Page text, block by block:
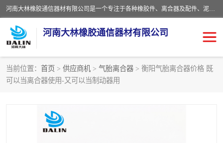
河南大林橡胶通信器材有限公司是一个专注于各种橡胶件、离合器及配件、泥浆泵及配件等产品设计制造和加工的企业。产品应用于矿山、冶金、石油、钢铁、化工、水泥、船舶、造纸、通用机械等各种大功率机械传动或制动装置。
河南大林橡胶通信器材有限公司
当前位置： 首页 > 供应商机 > 气胎离合器 > 衡阳气胎离合器价格 既
可以当离合器使用-又可以当制动器用
推盘离合器
VC离合器
PO隔膜离合器